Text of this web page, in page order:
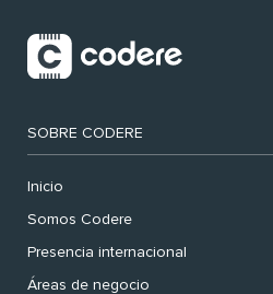
SOBRE CODERE
Inicio
Somos Codere
Presencia internacional
Áreas de negocio